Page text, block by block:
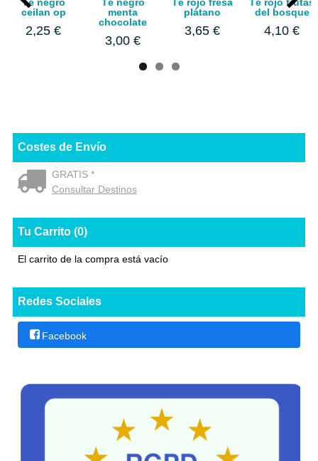
Costes de Envío
GRATIS *
Consultar Destinos
Tu Carrito (0)
El carrito de la compra está vacío
Redes Sociales
Facebook
ceilan op
2,25 €
menta
chocolate
3,00 €
plátano
3,65 €
del bosque
4,10 €